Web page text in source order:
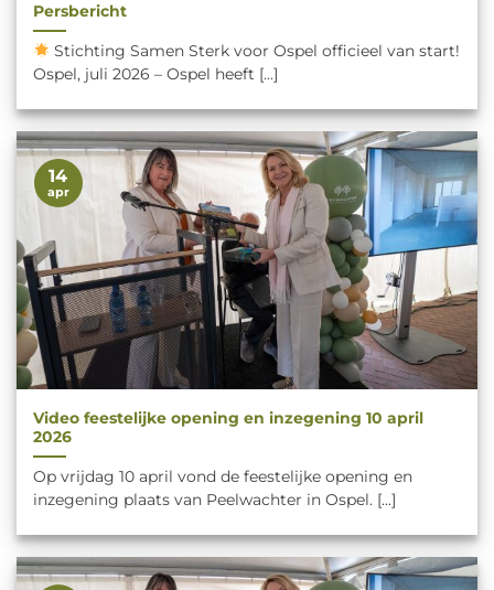
Persbericht
Stichting Samen Sterk voor Ospel officieel van start!
Ospel, juli 2026 – Ospel heeft [...]
Video feestelijke opening en inzegening 10 april
2026
Op vrijdag 10 april vond de feestelijke opening en
inzegening plaats van Peelwachter in Ospel. [...]
14
apr